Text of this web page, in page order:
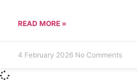
READ MORE »
4 February 2026 No Comments